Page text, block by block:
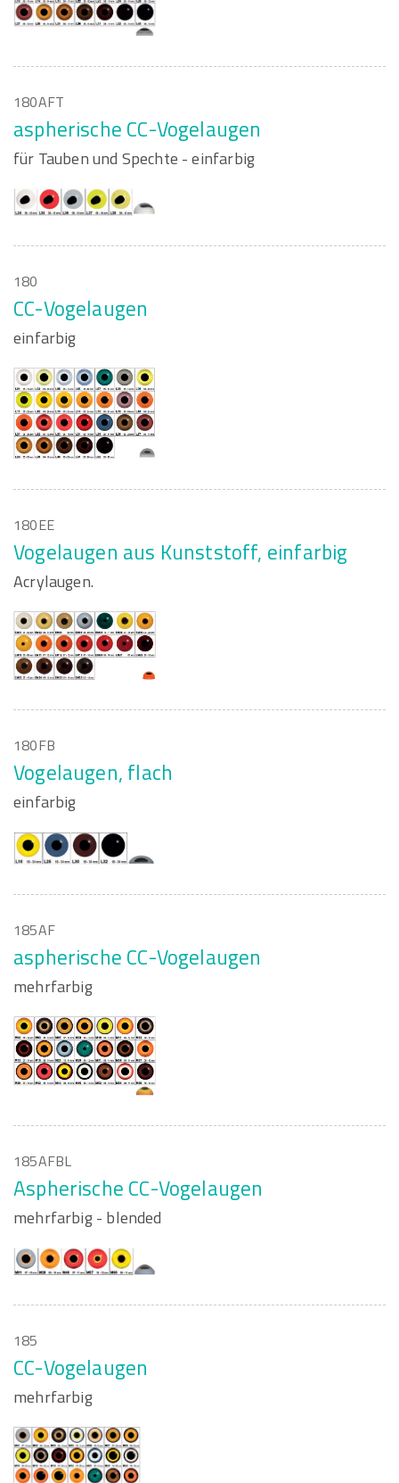
180AFT
aspherische CC-Vogelaugen
für Tauben und Spechte - einfarbig
180
CC-Vogelaugen
einfarbig
180EE
Vogelaugen aus Kunststoff, einfarbig
Acrylaugen.
180FB
Vogelaugen, flach
einfarbig
185AF
aspherische CC-Vogelaugen
mehrfarbig
185AFBL
Aspherische CC-Vogelaugen
mehrfarbig - blended
185
CC-Vogelaugen
mehrfarbig